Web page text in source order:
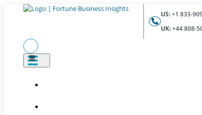
US:+1 833-
UK:+44 808-